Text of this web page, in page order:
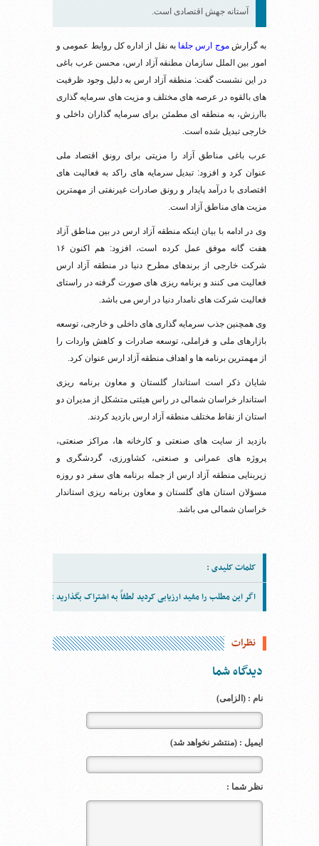
آستانه جهش اقتصادی است.
به گزارشموج ارس جلفا به نقل از اداره کل روابط عمومی و
امور بین الملل سازمان مطنقه آزاد ارس، محسن عرب باغی
در این نشست گفت: منطقه آزاد ارس به دلیل وجود ظرفیت
های بالقوه در عرصه های مختلف و مزیت های سرمایه گذاری
باارزش، به منطقه ای مطمئن برای سرمایه گذاران داخلی و
خارجی تبدیل شده است.
عرب باغی مناطق آزاد را مزیتی برای رونق اقتصاد ملی
عنوان کرد و افزود: تبدیل سرمایه های راکد به فعالیت های
اقتصادی با درآمد پایدار و رونق صادرات غیرنفتی از مهمترین
مزیت های مناطق آزاد است.
وی در ادامه با بیان اینکه منطقه آزاد ارس در بین مناطق آزاد
هفت گانه موفق عمل کرده است، افزود: هم اکنون ۱۶
شرکت خارجی از برندهای مطرح دنیا در منطقه آزاد ارس
فعالیت می کنند و برنامه ریزی های صورت گرفته در راستای
فعالیت شرکت های نامدار دنیا در ارس می باشد.
وی همچنین جذب سرمایه گذاری های داخلی و خارجی، توسعه
بازارهای ملی و فراملی، توسعه صادرات و کاهش واردات را
از مهمترین برنامه ها و اهداف منطقه آزاد ارس عنوان کرد.
شایان ذکر است استاندار گلستان و معاون برنامه ریزی
استاندار خراسان شمالی در راس هیئتی متشکل از مدیران دو
استان از نقاط مختلف منطقه آزاد ارس بازدید کردند.
بازدید از سایت های صنعتی و کارخانه ها، مراکز صنعتی،
پروژه های عمرانی و صنعتی، کشاورزی، گردشگری و
زیربنایی منطقه آزاد ارس از جمله برنامه های سفر دو روزه
مسؤلان استان های گلستان و معاون برنامه ریزی استاندار
خراسان شمالی می باشد.
کلمات کلیدی :
اگر این مطلب را مفید ارزیابی کردید لطفاً به اشتراک بگذارید :
نظرات
دیدگاه شما
نام : (الزامی)
ایمیل : (منتشر نخواهد شد)
نظر شما :